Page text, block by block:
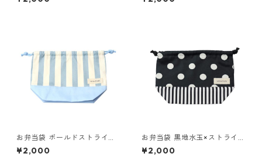
お弁当袋 ボールドストライプ×
ブルー 85-73266-1
¥2,000
お弁当袋 黒地水玉×ストライプ
85-73266-1
¥2,000